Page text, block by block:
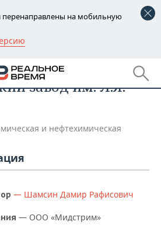
перенаправлены на мобильную
завод им. Л.Я.
и нефтехимическая
— Шамсин Дамир Рафисович
— ООО «Мидстрим»